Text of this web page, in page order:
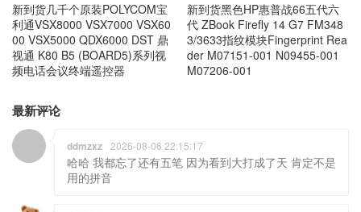
新到货几千个原装POLYCOM宝
利通VSX8000 VSX7000 VSX60
00 VSX5000 QDX6000 DST 鼎
视通 K80 B5 (BOARD5)系列视
频电话会议终端遥控器
新到货黑色HP惠普战66五代六
代 ZBook Firefly 14 G7 FM348
3/3633指纹模块Fingerprint Rea
der M07151-001 N09455-001
M07206-001
最新评论
ddmzxz 2026-08-06 22:15:17
哈哈 我都忘了还有五笔 因为看到大打成了天 肯定不是
用的拼音